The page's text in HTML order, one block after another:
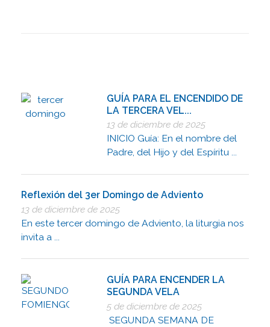
GUÍA PARA EL ENCENDIDO DE
LA TERCERA VEL...
13 de diciembre de 2025
INICIO Guía: En el nombre del
Padre, del Hijo y del Espíritu ...
Reflexión del 3er Domingo de Adviento
13 de diciembre de 2025
En este tercer domingo de Adviento, la liturgia nos
invita a ...
GUÍA PARA ENCENDER LA
SEGUNDA VELA
5 de diciembre de 2025
SEGUNDA SEMANA DE